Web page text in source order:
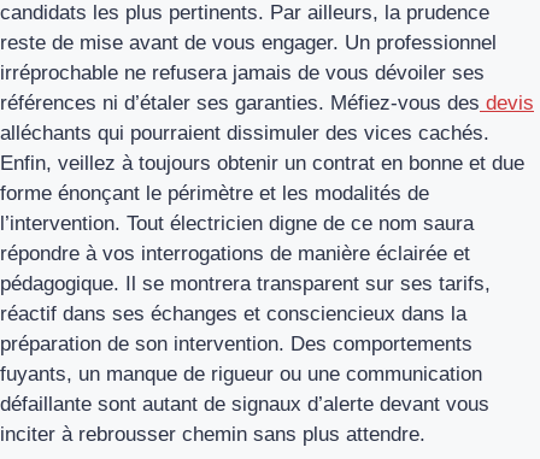
candidats les plus pertinents. Par ailleurs, la prudence
reste de mise avant de vous engager. Un professionnel
irréprochable ne refusera jamais de vous dévoiler ses
références ni d’étaler ses garanties. Méfiez-vous des devis
alléchants qui pourraient dissimuler des vices cachés.
Enfin, veillez à toujours obtenir un contrat en bonne et due
forme énonçant le périmètre et les modalités de
l’intervention. Tout électricien digne de ce nom saura
répondre à vos interrogations de manière éclairée et
pédagogique. Il se montrera transparent sur ses tarifs,
réactif dans ses échanges et consciencieux dans la
préparation de son intervention. Des comportements
fuyants, un manque de rigueur ou une communication
défaillante sont autant de signaux d’alerte devant vous
inciter à rebrousser chemin sans plus attendre.